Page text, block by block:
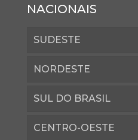
NACIONAIS
SUDESTE
NORDESTE
SUL DO BRASIL
CENTRO-OESTE